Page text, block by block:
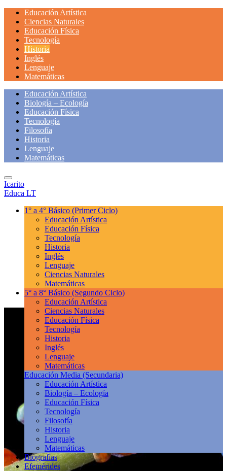
Educación Artística
Ciencias Naturales
Educación Física
Tecnología
Historia
Inglés
Lenguaje
Matemáticas
Educación Artística
Biología – Ecología
Educación Física
Tecnología
Filosofía
Historia
Lenguaje
Matemáticas
Icarito
Educa LT
1° a 4° Básico (Primer Ciclo)
Educación Artística
Educación Física
Tecnología
Historia
Inglés
Lenguaje
Ciencias Naturales
Matemáticas
5° a 8° Básico (Segundo Ciclo)
Educación Artística
Ciencias Naturales
Educación Física
Tecnología
Historia
Inglés
Lenguaje
Matemáticas
Educación Media (Secundaria)
Educación Artística
Biología – Ecología
Educación Física
Tecnología
Filosofía
Historia
Lenguaje
Matemáticas
Biografías
Efemérides